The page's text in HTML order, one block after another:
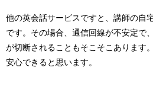
他の英会話サービスですと、講師の自
です。その場合、通信回線が不安定で
が切断されることもそこそこあります
安心できると思います。